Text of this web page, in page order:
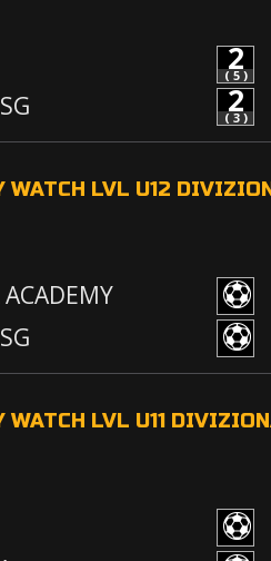
2
( 5 )
2
( 3 )
WATCH LVL U12
WATCH LVL U11